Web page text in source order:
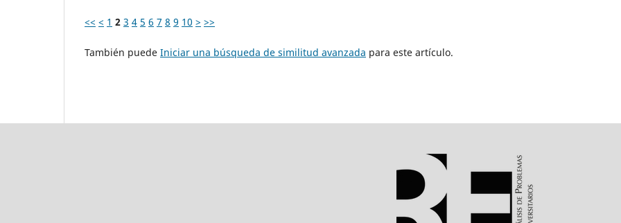
<< < 1 2 3 4 5 6 7 8 9 10 > >>
También puede Iniciar una búsqueda de similitud avanzada para este artículo.